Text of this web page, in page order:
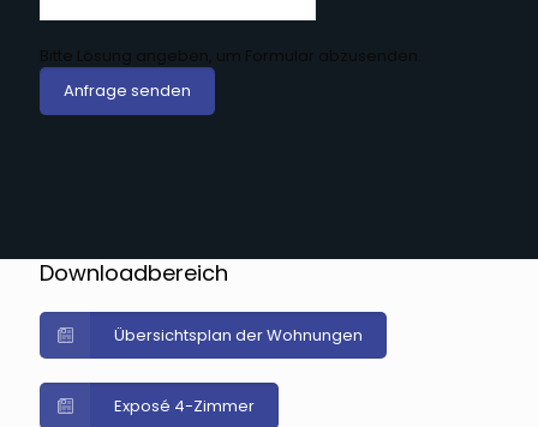
Bitte Lösung angeben, um Formular abzusenden.
Anfrage senden
Downloadbereich
Übersichtsplan der Wohnungen
Exposé 4-Zimmer